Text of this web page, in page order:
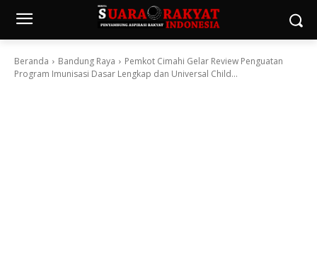
Beranda Bandung Raya
Pemkot Cimahi Gelar Review Penguatan
Program Imunisasi Dasar Lengkap dan Universal Child...